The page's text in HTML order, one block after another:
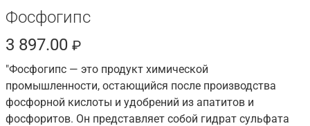
Фосфогипс
3 897.00 ₽
"Фосфогипс — это продукт химической
промышленности, остающийся после производства
фосфорной кислоты и удобрений из апатитов и
фосфоритов. Он представляет собой гидрат сульфата